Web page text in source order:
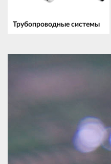
Трубопроводные системы